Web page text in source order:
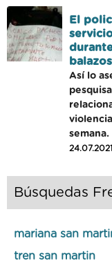
El
balazos
Así lo
semana.
Búsquedas
mariana san
tren san martin